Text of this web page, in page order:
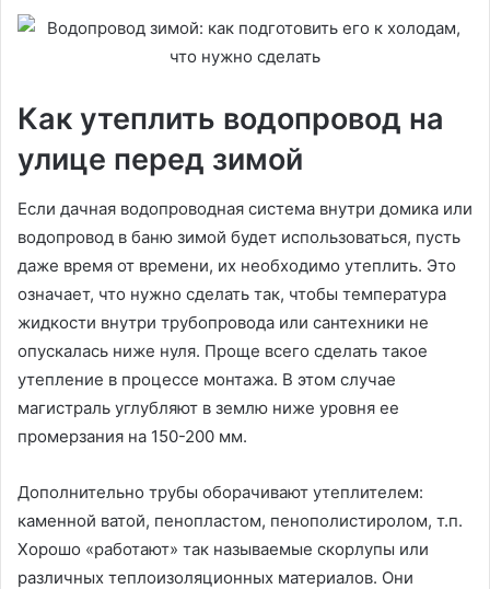
Как утеплить водопровод на
улице перед зимой
Если дачная водопроводная система внутри домика или
водопровод в баню зимой будет использоваться, пусть
даже время от времени, их необходимо утеплить. Это
означает, что нужно сделать так, чтобы температура
жидкости внутри трубопровода или сантехники не
опускалась ниже нуля. Проще всего сделать такое
утепление в процессе монтажа. В этом случае
магистраль углубляют в землю ниже уровня ее
промерзания на 150-200 мм.
Дополнительно трубы оборачивают утеплителем:
каменной ватой, пенопластом, пенополистиролом, т.п.
Хорошо «работают» так называемые скорлупы или
различных теплоизоляционных материалов. Они